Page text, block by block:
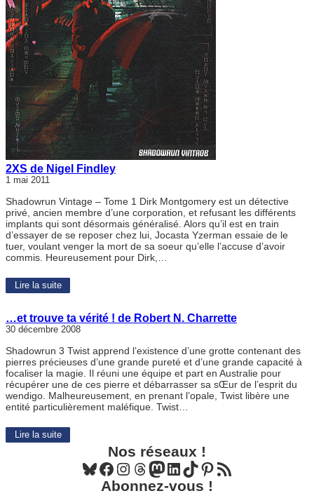
2XS de Nigel Findley
1 mai 2011
Shadowrun Vintage – Tome 1 Dirk Montgomery est un détective
privé, ancien membre d’une corporation, et refusant les différents
implants qui sont désormais généralisé. Alors qu’il est en train
d’essayer de se reposer chez lui, Jocasta Yzerman essaie de le
tuer, voulant venger la mort de sa soeur qu’elle l’accuse d’avoir
commis. Heureusement pour Dirk,…
Lire la suite
…et trouve ta vérité ! de Robert N. Charrette
30 décembre 2008
Shadowrun 3 Twist apprend l’existence d’une grotte contenant des
pierres précieuses d’une grande pureté et d’une grande capacité à
focaliser la magie. Il réuni une équipe et part en Australie pour
récupérer une de ces pierre et débarrasser sa sŒur de l’esprit du
wendigo. Malheureusement, en prenant l’opale, Twist libère une
entité particulièrement maléfique. Twist…
Lire la suite
Nos réseaux !
Bluesky Facebook Instagram Threads Mastodon LinkedIn TikTok Pinterest Flux RSS
Abonnez-vous !